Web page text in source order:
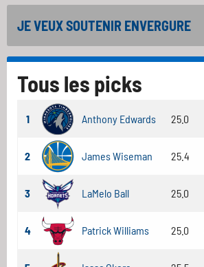
JE VEUX SOUTENIR ENVERGURE
Tous les picks
1 Anthony Edwards 25.0
2 James Wiseman 25.4
3 LaMelo Ball 25.0
4 Patrick Williams 25.0